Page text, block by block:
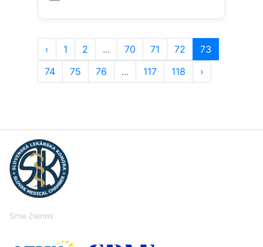
‹ 1 2 ... 70 71 72
73
74
75 76 ... 117 118 ›
Sme členmi